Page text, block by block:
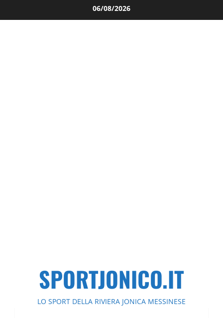
al
06/08/2026
SPORTJONICO.IT
LO SPORT DELLA RIVIERA JONICA MESSINESE